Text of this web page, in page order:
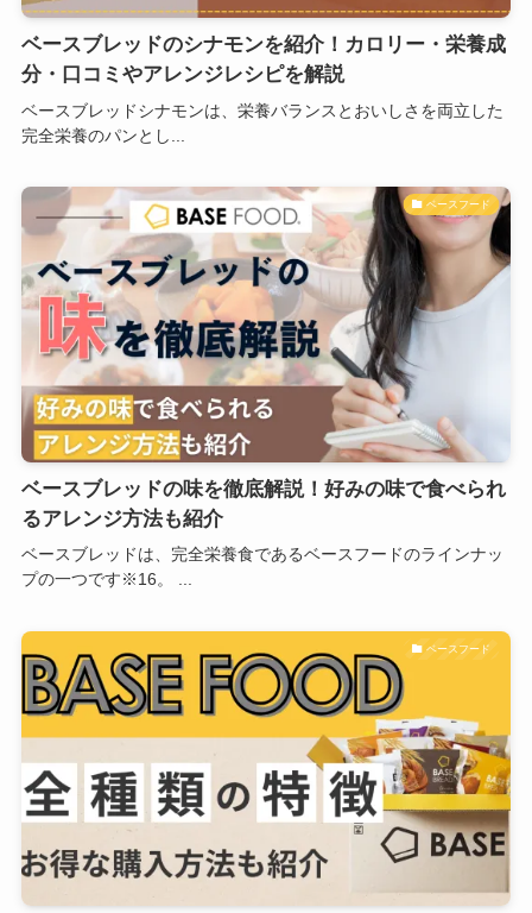
ベースブレッドのシナモンを紹介！カロリー・栄養成
分・口コミやアレンジレシピを解説
ベースブレッドシナモンは、栄養バランスとおいしさを両立した
完全栄養のパンとし...
ベースフード
ベースブレッドの味を徹底解説！好みの味で食べられ
るアレンジ方法も紹介
ベースブレッドは、完全栄養食であるベースフードのラインナッ
プの一つです※16。 ...
ベースフード